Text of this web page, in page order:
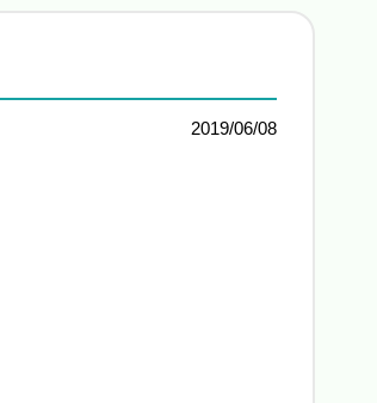
2019/06/08